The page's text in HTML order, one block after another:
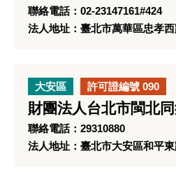
聯絡電話：02-23147161#424
法人地址：臺北市萬華區忠孝
大安區 許可證編號 090
財團法人台北市閩北
聯絡電話：29310880
法人地址：臺北市大安區和平